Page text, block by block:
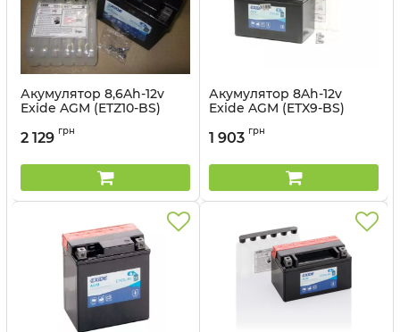
Акумулятор 8,6Ah-12v
Exide AGM (ETZ10-BS)
Артикул:
2 129 грн
Акумулятор 8Ah-12v
Exide AGM (ETX9-BS)
(150х87х105) L, EN120
1 903 грн